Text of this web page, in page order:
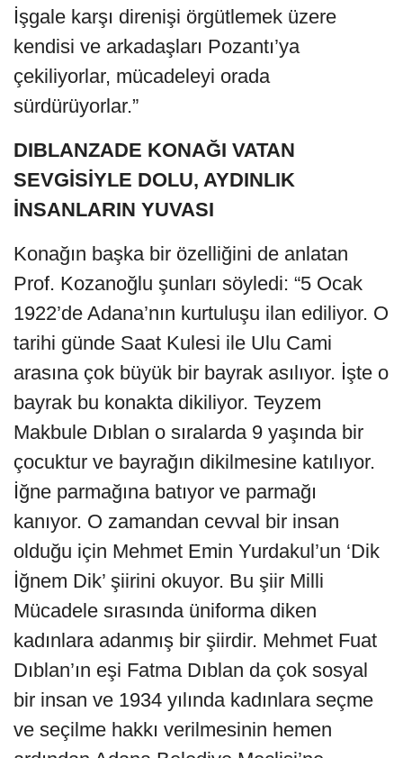
İşgale karşı direnişi örgütlemek üzere
kendisi ve arkadaşları Pozantı’ya
çekiliyorlar, mücadeleyi orada
sürdürüyorlar.”
DIBLANZADE KONAĞI VATAN
SEVGİSİYLE DOLU, AYDINLIK
İNSANLARIN YUVASI
Konağın başka bir özelliğini de anlatan
Prof. Kozanoğlu şunları söyledi: “5 Ocak
1922’de Adana’nın kurtuluşu ilan ediliyor. O
tarihi günde Saat Kulesi ile Ulu Cami
arasına çok büyük bir bayrak asılıyor. İşte o
bayrak bu konakta dikiliyor. Teyzem
Makbule Dıblan o sıralarda 9 yaşında bir
çocuktur ve bayrağın dikilmesine katılıyor.
İğne parmağına batıyor ve parmağı
kanıyor. O zamandan cevval bir insan
olduğu için Mehmet Emin Yurdakul’un ‘Dik
İğnem Dik’ şiirini okuyor. Bu şiir Milli
Mücadele sırasında üniforma diken
kadınlara adanmış bir şiirdir. Mehmet Fuat
Dıblan’ın eşi Fatma Dıblan da çok sosyal
bir insan ve 1934 yılında kadınlara seçme
ve seçilme hakkı verilmesinin hemen